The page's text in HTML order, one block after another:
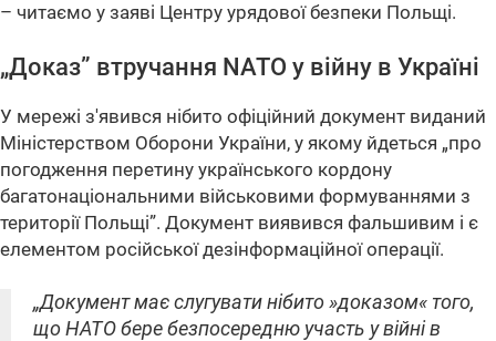
– читаємо у заяві Центру урядової безпеки Польщі.
„Доказ” втручання NATO у війну в Україні
У мережі з'явився нібито офіційний документ виданий
Міністерством Оборони України, у якому йдеться „про
погодження перетину українського кордону
багатонаціональними військовими формуваннями з
території Польщі”. Документ виявився фальшивим і є
елементом російської дезінформаційної операції.
„Документ має слугувати нібито »доказом« того,
що НАТО бере безпосередню участь у війні в